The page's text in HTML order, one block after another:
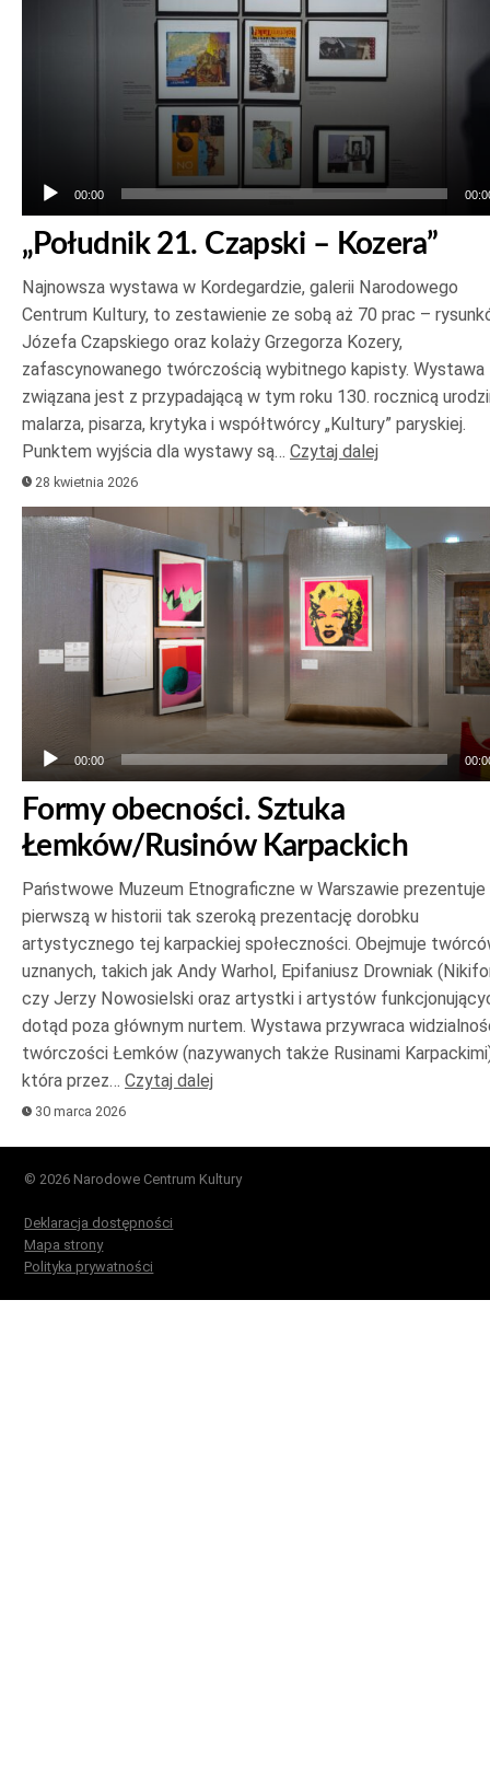
00:00
„Południk 21. Czapski – Kozera”
Najnowsza wystawa w Kordegardzie, galerii Narodowego
Centrum Kultury, to zestawienie ze sobą aż 70 prac –
Józefa Czapskiego oraz kolaży Grzegorza Kozery,
zafascynowanego twórczością wybitnego kapisty. Wystawa
związana jest z przypadającą w tym roku 130. rocznicą
malarza, pisarza, krytyka i współtwórcy „Kultury” paryskiej.
Punktem wyjścia dla wystawy są… Czytaj dalej
28 kwietnia 2026
Odtwarzacz
dźwiękowych
00:00
Formy obecności. Sztuka
Łemków/Rusinów Karpackich
Państwowe Muzeum Etnograficzne w Warszawie prezentuje
pierwszą w historii tak szeroką prezentację dorobku
artystycznego tej karpackiej społeczności. Obejmuje
uznanych, takich jak Andy Warhol, Epifaniusz Drowniak
czy Jerzy Nowosielski oraz artystki i artystów
dotąd poza głównym nurtem. Wystawa przywraca
twórczości Łemków (nazywanych także Rusinami
która przez… Czytaj dalej
30 marca 2026
© 2026 Narodowe Centrum Kultury
Deklaracja dostępności
Mapa strony
Polityka prywatności